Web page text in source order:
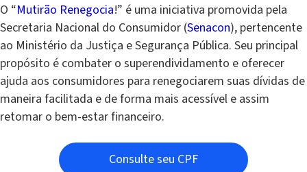
O “Mutirão Renegocia!” é uma iniciativa promovida pela
Secretaria Nacional do Consumidor (Senacon), pertencente
ao Ministério da Justiça e Segurança Pública. Seu principal
propósito é combater o superendividamento e oferecer
ajuda aos consumidores para renegociarem suas dívidas de
maneira facilitada e de forma mais acessível e assim
retomar o bem-estar financeiro.
Consulte seu CPF